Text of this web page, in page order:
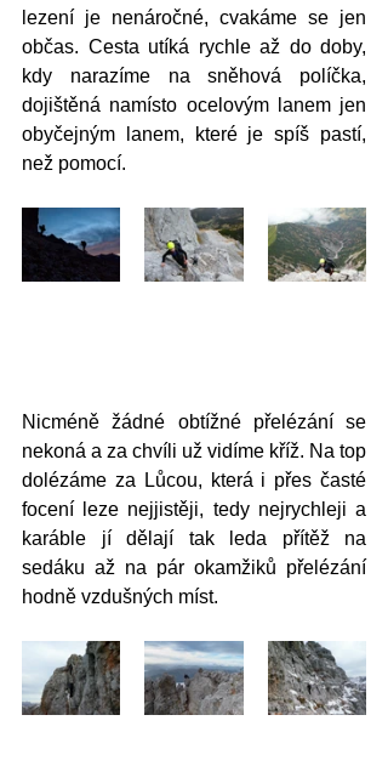
lezení je nenáročné, cvakáme se jen
občas. Cesta utíká rychle až do doby,
kdy narazíme na sněhová políčka,
dojištěná namísto ocelovým lanem jen
obyčejným lanem, které je spíš pastí,
než pomocí.
Nicméně žádné obtížné přelézání se
nekoná a za chvíli už vidíme kříž. Na top
dolézáme za Lůcou, která i přes časté
focení leze nejjistěji, tedy nejrychleji a
karáble jí dělají tak leda přítěž na
sedáku až na pár okamžiků přelézání
hodně vzdušných míst.